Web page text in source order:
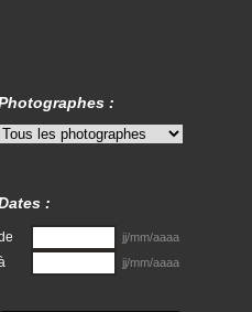
:
:
jj/mm/aaaa
jj/mm/aaaa